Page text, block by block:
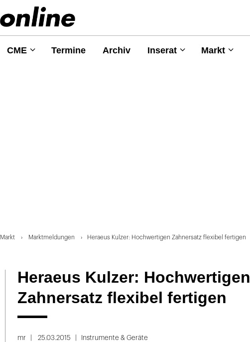
CME Termine Archiv Inserat Markt
Markt Marktmeldungen Heraeus Kulzer: Hochwertigen Zahnersatz flexibel fertigen
Heraeus Kulzer: Hochwertigen
Zahnersatz flexibel fertigen
mr 25.03.2015 Instrumente & Geräte